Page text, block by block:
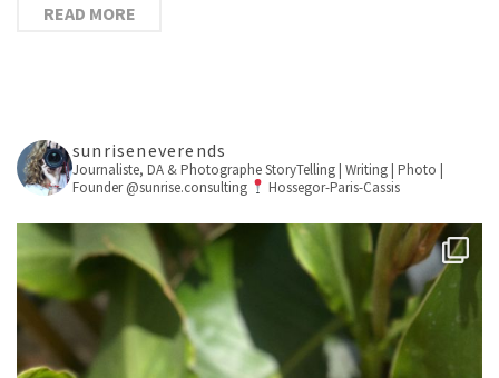
READ MORE
sunriseneverends
Journaliste, DA & PhotographeStoryTelling | Writing | Photo |
Founder @sunrise.consulting
Hossegor-Paris-Cassis